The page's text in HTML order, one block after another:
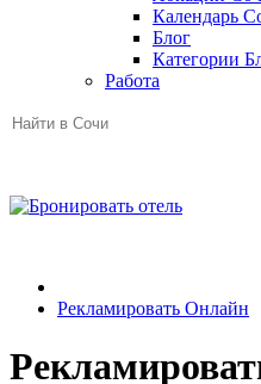
Календарь
Блог
Категории
Работа
Рекламировать Онлайн